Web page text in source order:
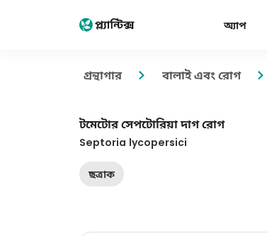
অ্যাপ
গ্রন্থাগার বালাই এবং রোগ
টমেটোর সেপটোরিয়া দাগ রোগ
Septoria lycopersici
ছত্রাক